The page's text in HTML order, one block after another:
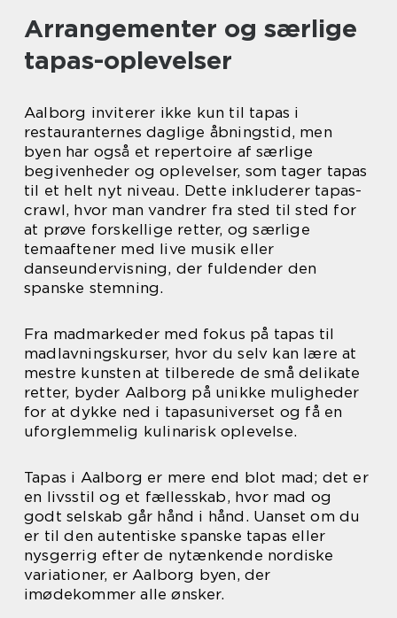
Arrangementer og særlige
tapas-oplevelser
Aalborg inviterer ikke kun til tapas i
restauranternes daglige åbningstid, men
byen har også et repertoire af særlige
begivenheder og oplevelser, som tager tapas
til et helt nyt niveau. Dette inkluderer tapas-
crawl, hvor man vandrer fra sted til sted for
at prøve forskellige retter, og særlige
temaaftener med live musik eller
danseundervisning, der fuldender den
spanske stemning.
Fra madmarkeder med fokus på tapas til
madlavningskurser, hvor du selv kan lære at
mestre kunsten at tilberede de små delikate
retter, byder Aalborg på unikke muligheder
for at dykke ned i tapasuniverset og få en
uforglemmelig kulinarisk oplevelse.
Tapas i Aalborg er mere end blot mad; det er
en livsstil og et fællesskab, hvor mad og
godt selskab går hånd i hånd. Uanset om du
er til den autentiske spanske tapas eller
nysgerrig efter de nytænkende nordiske
variationer, er Aalborg byen, der
imødekommer alle ønsker.